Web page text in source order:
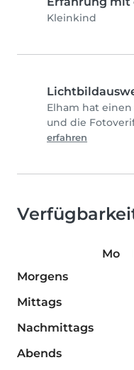
Kleinkind
Elham hat
und die
erfahren
Mo
Morgens
Mittags
Nachmittags
Abends